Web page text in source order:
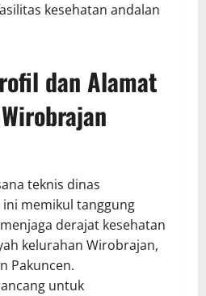
kesehatan andalan
dan Alamat
teknis dinas
memikul tanggung
derajat kesehatan
kelurahan Wirobrajan,
Pakuncen.
untuk